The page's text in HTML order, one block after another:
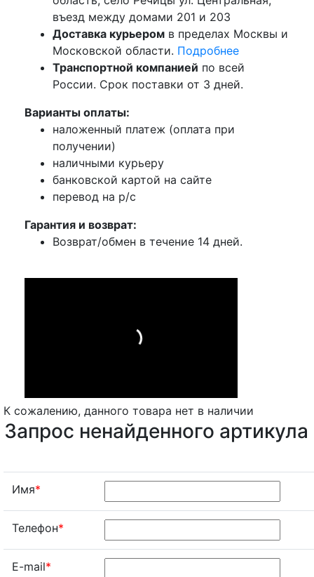
въезд между домами 201 и 203
Доставка курьером в пределах Москвы и
Московской области. Подробнее
Транспортной компанией по всей
России. Срок поставки от 3 дней.
Варианты оплаты:
наложенный платеж (оплата при
получении)
наличными курьеру
банковской картой на сайте
перевод на р/с
Гарантия и возврат:
Возврат/обмен в течение 14 дней.
К сожалению, данного товара нет в наличии
Запрос ненайденного артикула
Имя*
Телефон*
E-mail*